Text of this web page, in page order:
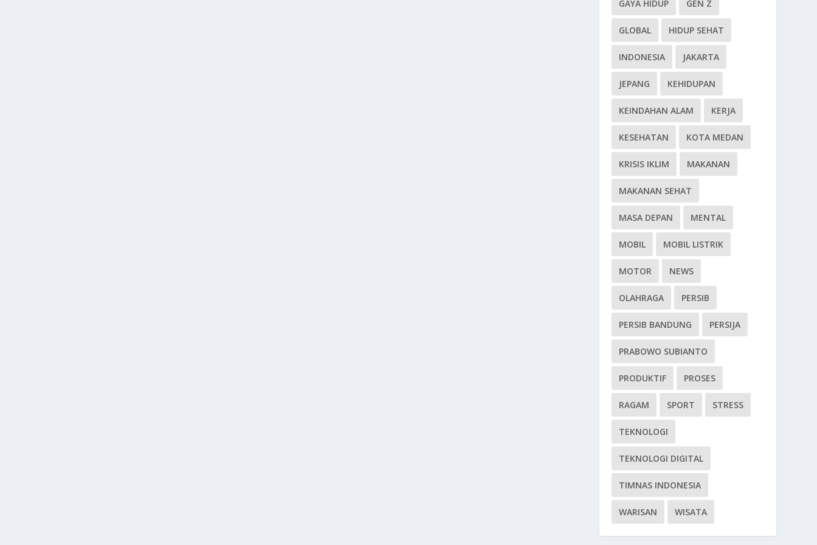
GAYA HIDUP GEN Z
GLOBAL HIDUP SEHAT
INDONESIA JAKARTA
JEPANG KEHIDUPAN
KEINDAHAN ALAM KERJA
KESEHATAN KOTA MEDAN
KRISIS IKLIM MAKANAN
MAKANAN SEHAT
MASA DEPAN MENTAL
MOBIL MOBIL LISTRIK
MOTOR NEWS
OLAHRAGA PERSIB
PERSIB BANDUNG PERSIJA
PRABOWO SUBIANTO
PRODUKTIF PROSES
RAGAM SPORT STRESS
TEKNOLOGI
TEKNOLOGI DIGITAL
TIMNAS INDONESIA
WARISAN WISATA